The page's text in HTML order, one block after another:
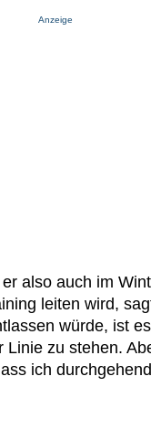
Anzeige
also auch im
leiten wird,
würde, ist
Linie zu stehen.
ich